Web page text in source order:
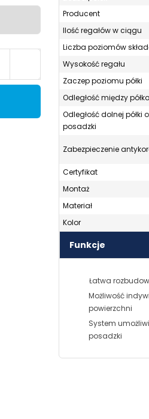
Producent
Ilość regałów w ciągu
Liczba poziomów
Wysokość regału
Zaczep poziomu półki
Odległość między
Odległość dolnej półki
posadzki
Zabezpieczenie
Certyfikat
Montaż
Materiał
Kolor
Funkcje
Łatwa
Możliwość
powierzchni
System
posadzki